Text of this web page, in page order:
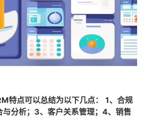
特点可以总结为以下几点：
1、合规
分析；3、客户关系管理；4、销售